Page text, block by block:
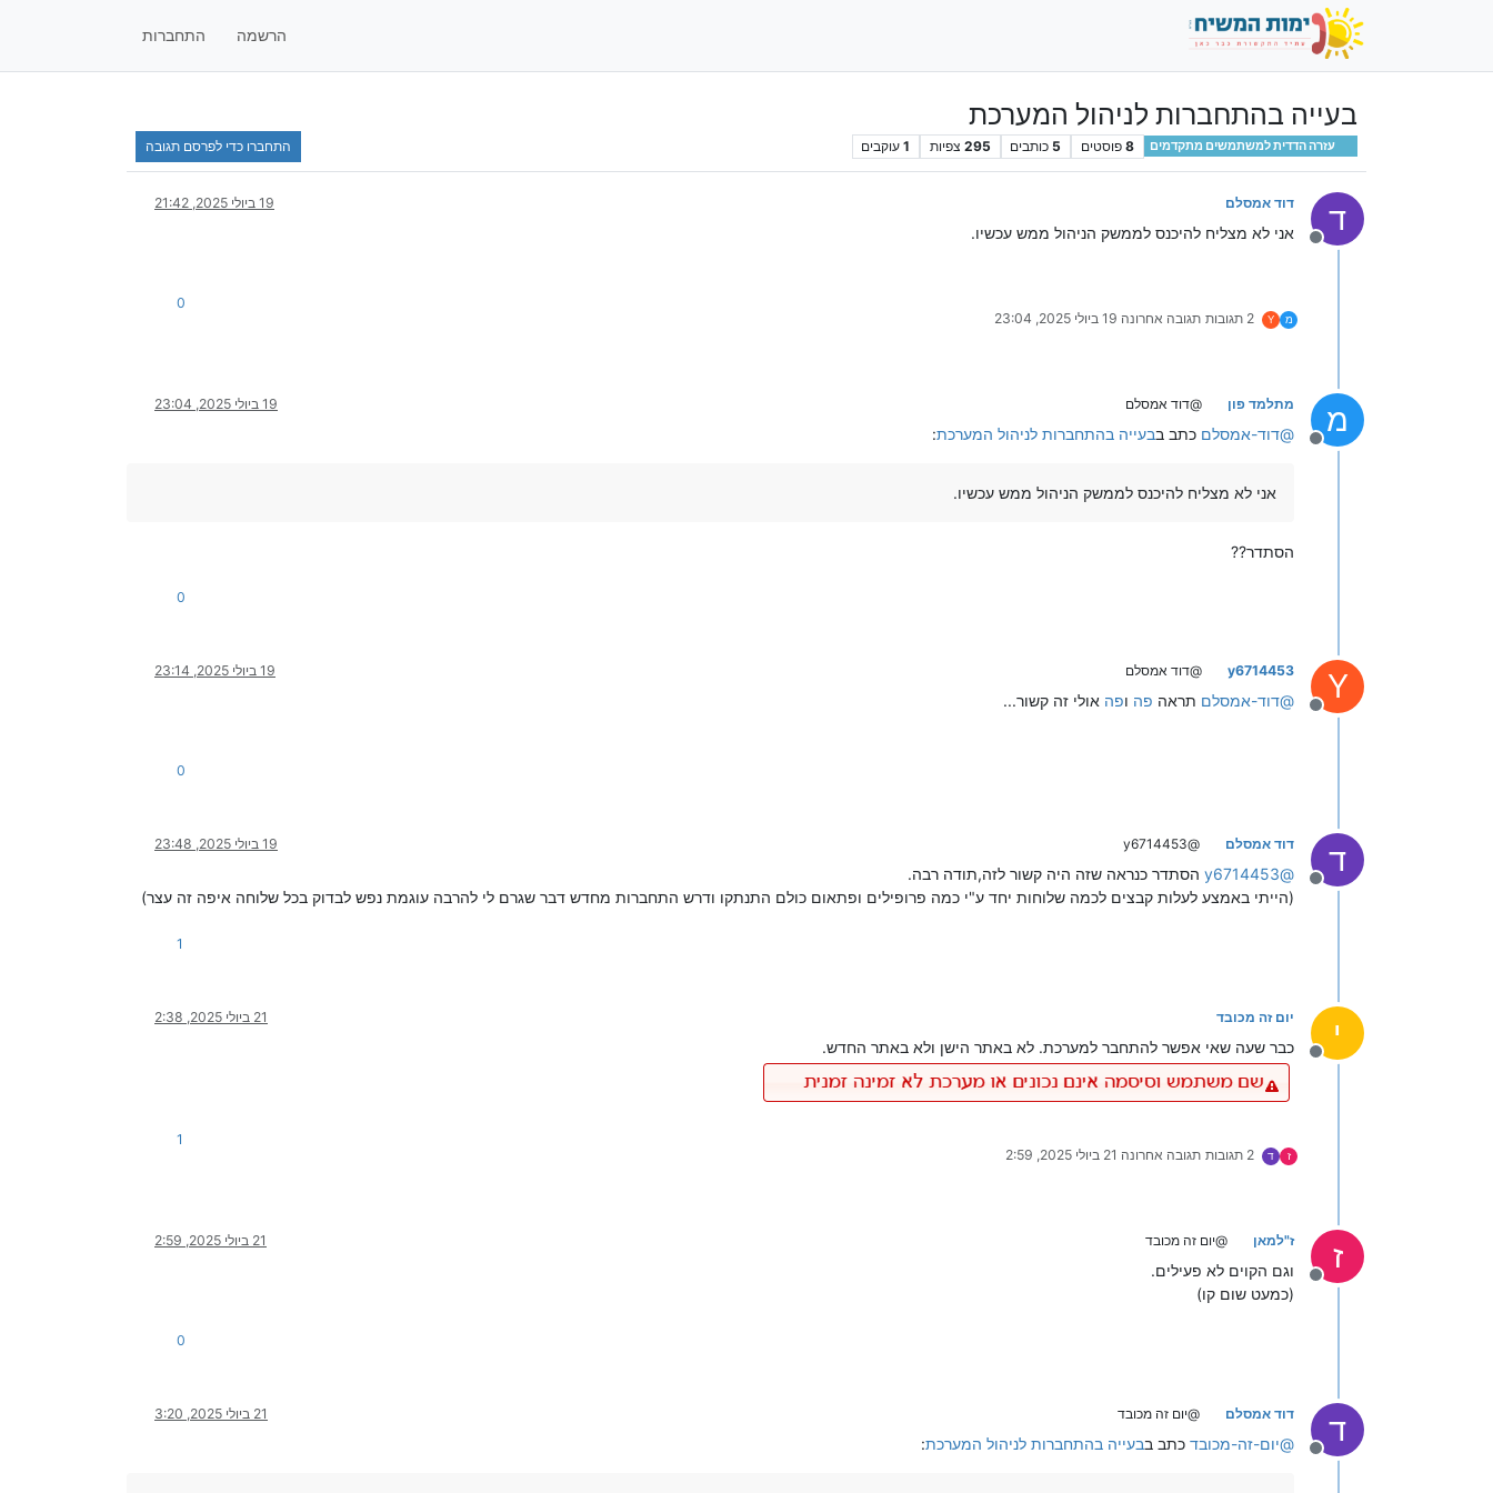
הרשמה התחברות
בעייה בהתחברות לניהול המערכת
עזרה הדדית למשתמשים מתקדמים 8 פוסטים 5 כותבים 295 צפיות 1 עוקבים התחברו כדי לפרסם תגובה
ד
מנותק
דוד אמסלם 19 ביולי 2025, 21:42
אני לא מצליח להיכנס לממשק הניהול ממש עכשיו.
מ Y 2 תגובות תגובה אחרונה 19 ביולי 2025, 23:04
0
מ
מנותק
מתלמד פון @דוד אמסלם 19 ביולי 2025, 23:04
@דוד-אמסלם כתב בבעייה בהתחברות לניהול המערכת:
אני לא מצליח להיכנס לממשק הניהול ממש עכשיו.
הסתדר??
0
Y
מנותק
y6714453 @דוד אמסלם 19 ביולי 2025, 23:14
@דוד-אמסלם תראה פה ופה אולי זה קשור...
0
ד
מנותק
דוד אמסלם @y6714453 19 ביולי 2025, 23:48
@
y6714453 הסתדר כנראה שזה היה קשור לזה,תודה רבה.
(הייתי באמצע לעלות קבצים לכמה שלוחות יחד ע"י כמה פרופילים ופתאום כולם התנתקו ודרש התחברות מחדש דבר שגרם לי להרבה עוגמת נפש לבדוק בכל שלוחה איפה זה עצר)
1
י
מנותק
יום זה מכובד 21 ביולי 2025, 2:38
כבר שעה שאי אפשר להתחבר למערכת. לא באתר הישן ולא באתר החדש.
ז ד 2 תגובות תגובה אחרונה 21 ביולי 2025, 2:59
1
ז
מנותק
ז"למאן @יום זה מכובד 21 ביולי 2025, 2:59
וגם הקוים לא פעילים.
(כמעט שום קו)
0
ד
מנותק
דוד אמסלם @יום זה מכובד 21 ביולי 2025, 3:20
@יום-זה-מכובד כתב בבעייה בהתחברות לניהול המערכת: